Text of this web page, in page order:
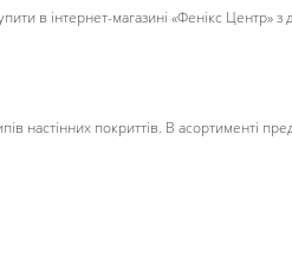
в інтернет-магазині «Фенікс Центр»
настінних покриттів. В асортименті